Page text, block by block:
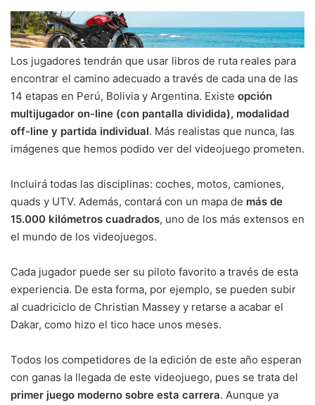
Los jugadores tendrán que usar libros de ruta reales para
encontrar el camino adecuado a través de cada una de las
14 etapas en Perú, Bolivia y Argentina. Existe opción
multijugador on-line (con pantalla dividida), modalidad
off-line y partida individual. Más realistas que nunca, las
imágenes que hemos podido ver del videojuego prometen.
Incluirá todas las disciplinas: coches, motos, camiones,
quads y UTV. Además, contará con un mapa de más de
15.000 kilómetros cuadrados, uno de los más extensos en
el mundo de los videojuegos.
Cada jugador puede ser su piloto favorito a través de esta
experiencia. De esta forma, por ejemplo, se pueden subir
al cuadriciclo de Christian Massey y retarse a acabar el
Dakar, como hizo el tico hace unos meses.
Todos los competidores de la edición de este año esperan
con ganas la llegada de este videojuego, pues se trata del
primer juego moderno sobre esta carrera. Aunque ya